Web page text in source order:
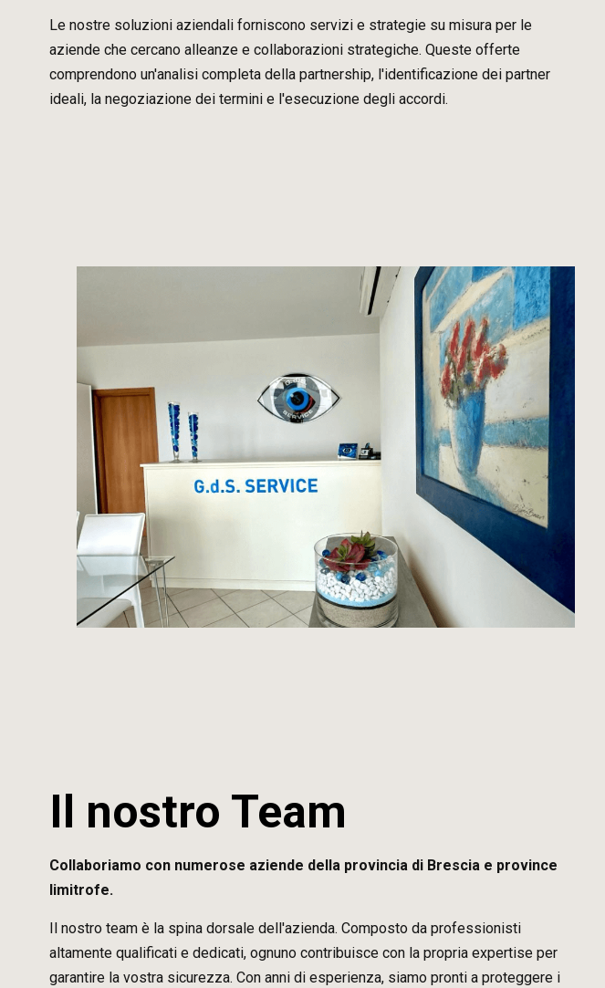
Le nostre soluzioni aziendali forniscono servizi e strategie su misura per le
aziende che cercano alleanze e collaborazioni strategiche. Queste offerte
comprendono un'analisi completa della partnership, l'identificazione dei partner
ideali, la negoziazione dei termini e l'esecuzione degli accordi.
Il nostro Team
Collaboriamo con numerose aziende della provincia di Brescia e province
limitrofe.
Il nostro team è la spina dorsale dell'azienda. Composto da professionisti
altamente qualificati e dedicati, ognuno contribuisce con la propria expertise per
garantire la vostra sicurezza. Con anni di esperienza, siamo pronti a proteggere i